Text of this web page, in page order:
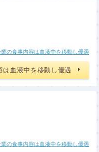
の食事内容は血液中を移動し優遇
は血液中を移動し優遇
の食事内容は血液中を移動し優遇